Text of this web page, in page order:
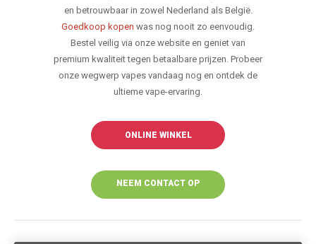
en betrouwbaar in zowel Nederland als België.
Goedkoop kopen was nog nooit zo eenvoudig.
Bestel veilig via onze website en geniet van
premium kwaliteit tegen betaalbare prijzen. Probeer
onze wegwerp vapes vandaag nog en ontdek de
ultieme vape-ervaring.
ONLINE WINKEL
NEEM CONTACT OP